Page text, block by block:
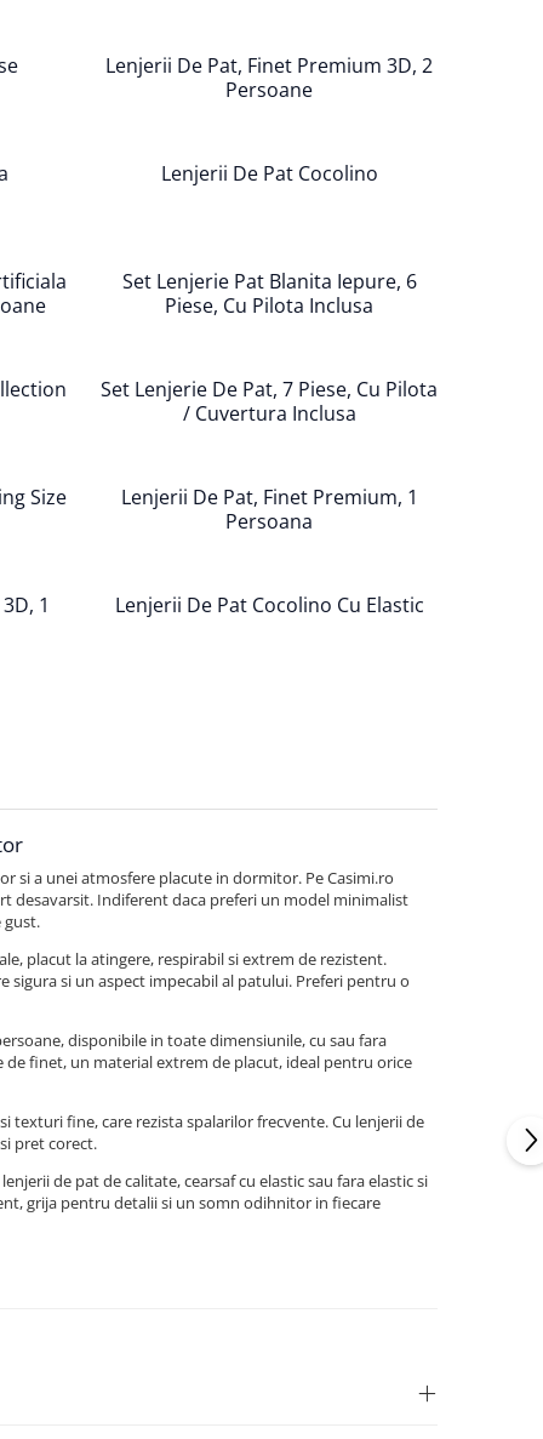
Lenjerii De Pat, Finet Premium 3D, 2
Persoane
Lenjerii De Pat Cocolino
Set Lenjerie Pat Blanita Iepure, 6
Piese, Cu Pilota Inclusa
Set Lenjerie De Pat, 7 Piese, Cu Pilota
/ Cuvertura Inclusa
Size
Lenjerii De Pat, Finet Premium, 1
Persoana
1 Lenjerii De Pat Cocolino Cu Elastic
si a unei atmosfere placute in dormitor. Pe Casimi.ro
desavarsit. Indiferent daca preferi un model minimalist
gust.
placut la atingere, respirabil si extrem de rezistent.
si un aspect impecabil al patului. Preferi pentru o
disponibile in toate dimensiunile, cu sau fara
de finet, un material extrem de placut, ideal pentru orice
texturi fine, care rezista spalarilor frecvente. Cu lenjerii de
pret corect.
de pat de calitate, cearsaf cu elastic sau fara elastic si
grija pentru detalii si un somn odihnitor in fiecare